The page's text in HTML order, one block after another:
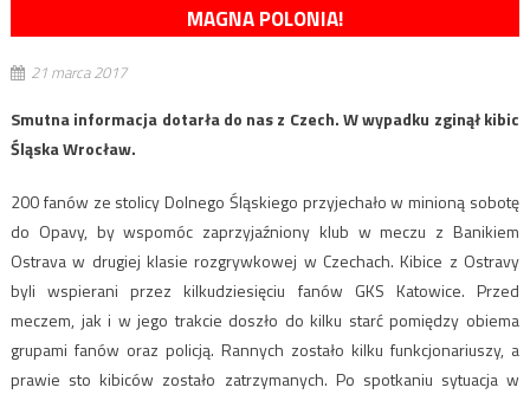
MAGNA POLONIA!
21 marca 2017
Smutna informacja dotarła do nas z Czech. W wypadku zginął kibic
Śląska Wrocław.
200 fanów ze stolicy Dolnego Śląskiego przyjechało w minioną sobotę
do Opavy, by wspomóc zaprzyjaźniony klub w meczu z Banikiem
Ostrava w drugiej klasie rozgrywkowej w Czechach. Kibice z Ostravy
byli wspierani przez kilkudziesięciu fanów GKS Katowice. Przed
meczem, jak i w jego trakcie doszło do kilku starć pomiędzy obiema
grupami fanów oraz policją. Rannych zostało kilku funkcjonariuszy, a
prawie sto kibiców zostało zatrzymanych. Po spotkaniu sytuacja w